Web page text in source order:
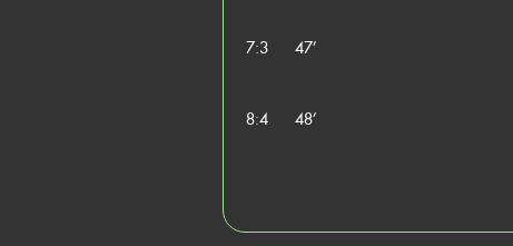
7:3
47’
8:4
48’